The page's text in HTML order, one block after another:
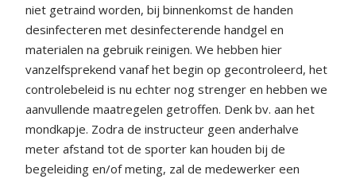
niet getraind worden, bij binnenkomst de handen
desinfecteren met desinfecterende handgel en
materialen na gebruik reinigen. We hebben hier
vanzelfsprekend vanaf het begin op gecontroleerd, het
controlebeleid is nu echter nog strenger en hebben we
aanvullende maatregelen getroffen. Denk bv. aan het
mondkapje. Zodra de instructeur geen anderhalve
meter afstand tot de sporter kan houden bij de
begeleiding en/of meting, zal de medewerker een